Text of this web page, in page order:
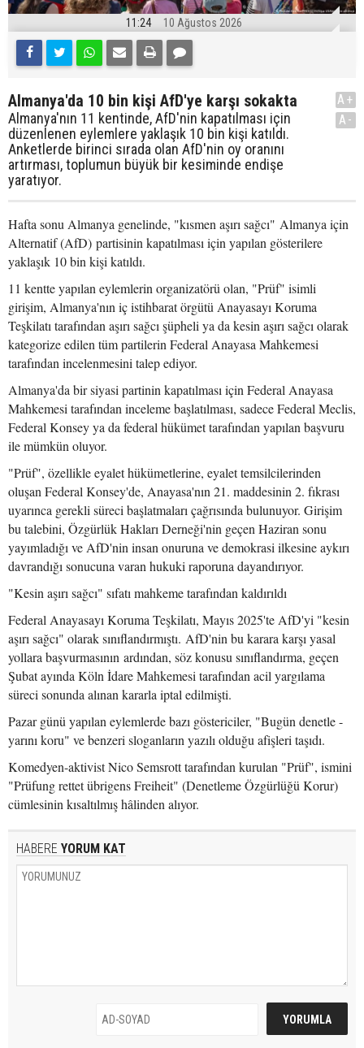
11:24 10 Ağustos 2026
Almanya'da 10 bin kişi AfD'ye karşı sokakta
Almanya'nın 11 kentinde, AfD'nin kapatılması için
düzenlenen eylemlere yaklaşık 10 bin kişi katıldı.
Anketlerde birinci sırada olan AfD'nin oy oranını
artırması, toplumun büyük bir kesiminde endişe
yaratıyor.
A+
A-
Hafta sonu Almanya genelinde, "kısmen aşırı sağcı" Almanya için
Alternatif (AfD) partisinin kapatılması için yapılan gösterilere
yaklaşık 10 bin kişi katıldı.
11 kentte yapılan eylemlerin organizatörü olan, "Prüf" isimli
girişim, Almanya'nın iç istihbarat örgütü Anayasayı Koruma
Teşkilatı tarafından aşırı sağcı şüpheli ya da kesin aşırı sağcı olarak
kategorize edilen tüm partilerin Federal Anayasa Mahkemesi
tarafından incelenmesini talep ediyor.
Almanya'da bir siyasi partinin kapatılması için Federal Anayasa
Mahkemesi tarafından inceleme başlatılması, sadece Federal Meclis,
Federal Konsey ya da federal hükümet tarafından yapılan başvuru
ile mümkün oluyor.
"Prüf", özellikle eyalet hükümetlerine, eyalet temsilcilerinden
oluşan Federal Konsey'de, Anayasa'nın 21. maddesinin 2. fıkrası
uyarınca gerekli süreci başlatmaları çağrısında bulunuyor. Girişim
bu talebini, Özgürlük Hakları Derneği'nin geçen Haziran sonu
yayımladığı ve AfD'nin insan onuruna ve demokrasi ilkesine aykırı
davrandığı sonucuna varan hukuki raporuna dayandırıyor.
"Kesin aşırı sağcı" sıfatı mahkeme tarafından kaldırıldı
Federal Anayasayı Koruma Teşkilatı, Mayıs 2025'te AfD'yi "kesin
aşırı sağcı" olarak sınıflandırmıştı. AfD'nin bu karara karşı yasal
yollara başvurmasının ardından, söz konusu sınıflandırma, geçen
Şubat ayında Köln İdare Mahkemesi tarafından acil yargılama
süreci sonunda alınan kararla iptal edilmişti.
Pazar günü yapılan eylemlerde bazı göstericiler, "Bugün denetle -
yarını koru" ve benzeri sloganların yazılı olduğu afişleri taşıdı.
Komedyen-aktivist Nico Semsrott tarafından kurulan "Prüf", ismini
"Prüfung rettet übrigens Freiheit" (Denetleme Özgürlüğü Korur)
cümlesinin kısaltılmış hâlinden alıyor.
HABERE YORUM KAT